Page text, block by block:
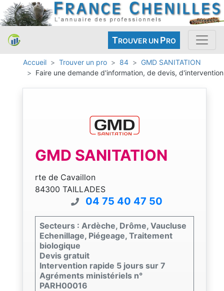
TROUVER UN PRO
Accueil Trouver un pro 84
GMD SANITATION
Faire une demande d'information, de devis, d'intervention
GMD SANITATION
rte de Cavaillon
84300 TAILLADES
04 75 40 47 50
Secteurs : Ardèche, Drôme, Vaucluse
Echenillage, Piégeage, Traitement
biologique
Devis gratuit
Intervention rapide 5 jours sur 7
Agréments ministériels n°
PARH00016